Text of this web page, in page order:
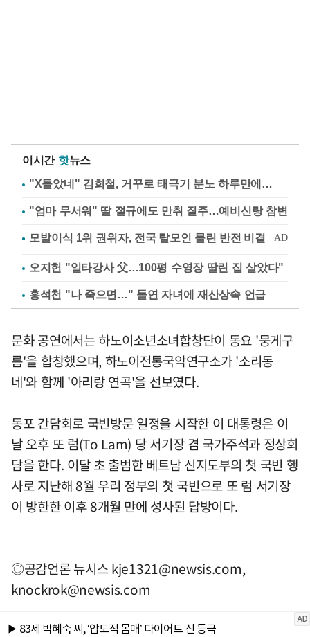
이시간 핫뉴스
"X돌았네" 김희철, 거꾸로 태극기 분노 하루만에…
"엄마 무서워" 딸 절규에도 만취 질주…예비신랑 참변
오지헌 "일타강사 父…100평 수영장 딸린 집 살았다"
홍석천 "나 죽으면…" 돌연 자녀에 재산상속 언급
문화 공연에서는 하노이소년소녀합창단이 동요 '뭉게구
름'을 합창했으며, 하노이전통국악연구소가 '소리동
네'와 함께 '아리랑 연곡'을 선보였다.
동포 간담회로 국빈방문 일정을 시작한 이 대통령은 이
날 오후 또 럼(To Lam) 당 서기장 겸 국가주석과 정상회
담을 한다. 이달 초 출범한 베트남 신지도부의 첫 국빈 행
사로 지난해 8월 우리 정부의 첫 국빈으로 또 럼 서기장
이 방한한 이후 8개월 만에 성사된 답방이다.
◎공감언론 뉴시스kje1321@newsis.com,
knockrok@newsis.com